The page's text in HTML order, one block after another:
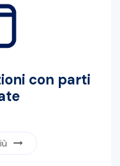
con parti